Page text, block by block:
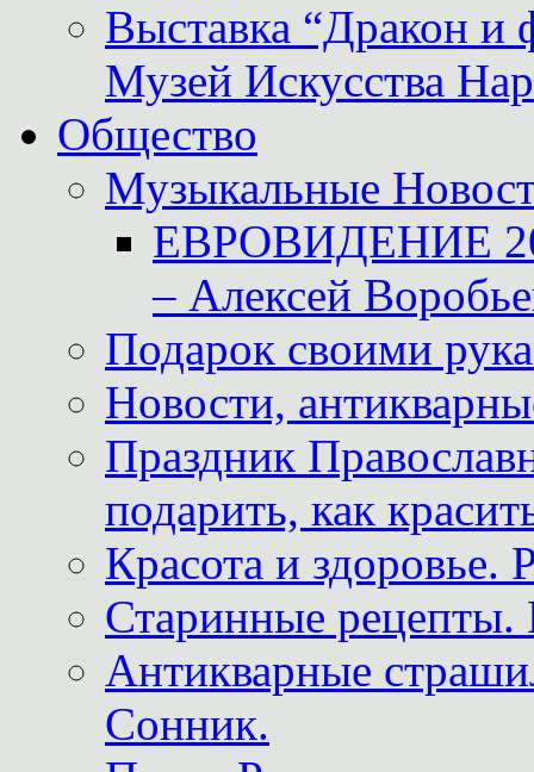
Выставка “Дракон и
Музей Искусства
Общество
Музыкальные
ЕВРОВИДЕНИЕ
– Алексей
Подарок своими
Новости,
Праздник
подарить, как
Красота и здоровье.
Старинные рецепты.
Антикварные
Сонник.